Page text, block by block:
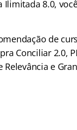
Ilimitada 8.0,
de
Conciliar 2.0,
e